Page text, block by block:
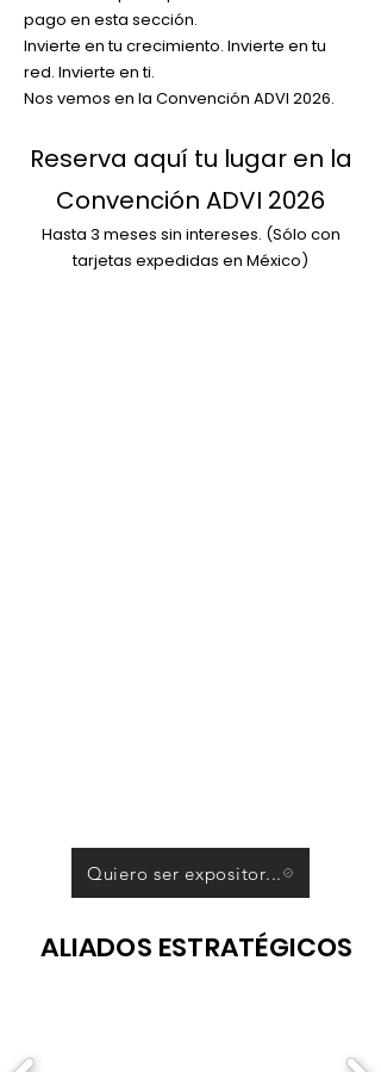
pago en esta sección.
Invierte en tu crecimiento. Invierte en tu
red. Invierte en ti.
Nos vemos en la Convención ADVI 2026.
Reserva aquí tu lugar en la
Convención ADVI 2026
Hasta 3 meses sin intereses. (Sólo con
tarjetas expedidas en México)
Quiero ser expositor...
ALIADOS ESTRATÉGICOS